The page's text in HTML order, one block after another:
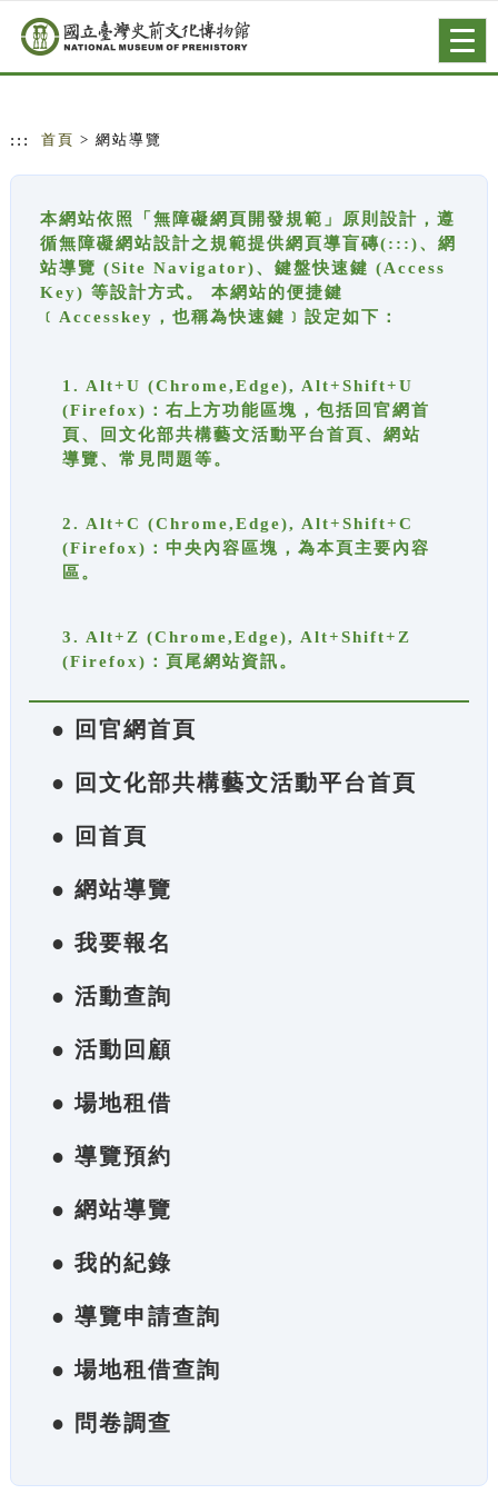
跳到主要內容
網站導覽
::: 首頁 > 網站導覽
本網站依照「無障礙網頁開發規範」原則設計，遵
循無障礙網站設計之規範提供網頁導盲磚(:::)、網
站導覽 (Site Navigator)、鍵盤快速鍵 (Access
Key) 等設計方式。 本網站的便捷鍵
﹝Accesskey，也稱為快速鍵﹞設定如下：
1. Alt+U (Chrome,Edge), Alt+Shift+U
(Firefox)：右上方功能區塊，包括回官網首
頁、回文化部共構藝文活動平台首頁、網站
導覽、常見問題等。
2. Alt+C (Chrome,Edge), Alt+Shift+C
(Firefox)：中央內容區塊，為本頁主要內容
區。
3. Alt+Z (Chrome,Edge), Alt+Shift+Z
(Firefox)：頁尾網站資訊。
● 回官網首頁
● 回文化部共構藝文活動平台首頁
● 回首頁
● 網站導覽
● 我要報名
● 活動查詢
● 活動回顧
● 場地租借
● 導覽預約
● 網站導覽
● 我的紀錄
● 導覽申請查詢
● 場地租借查詢
● 問卷調查